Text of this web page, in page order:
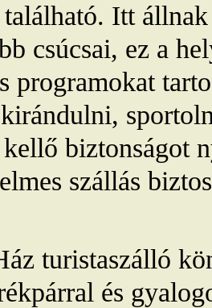
Itt
csúcsai, ez a
programokat
biztonságot
szállás
turistaszálló
és